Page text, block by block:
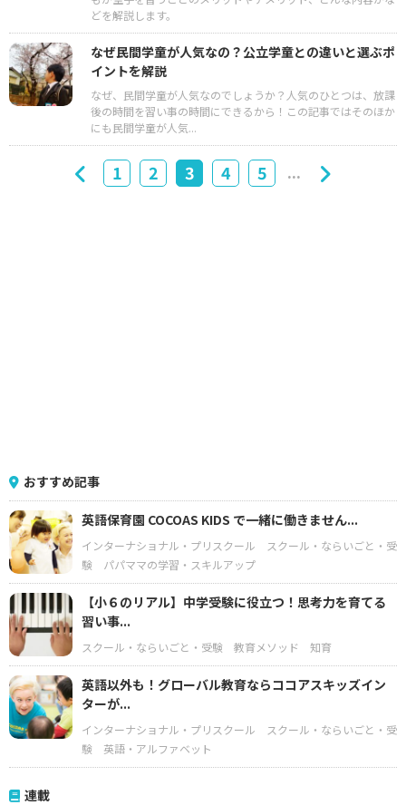
どを解説します。
なぜ民間学童が人気なの？公立学童との違いと選ぶポ
イントを解説
なぜ、民間学童が人気なのでしょうか？人気のひとつは、放課
後の時間を習い事の時間にできるから！この記事ではそのほか
にも民間学童が人気...
1 2 3 4 5 ...
おすすめ記事
英語保育園 COCOAS KIDS で一緒に働きません...
インターナショナル・プリスクール
スクール・ならいごと・受
験
パパママの学習・スキルアップ
【小６のリアル】中学受験に役立つ！思考力を育てる
習い事...
スクール・ならいごと・受験 教育メソッド 知育
英語以外も！グローバル教育ならココアスキッズイン
ターが...
インターナショナル・プリスクール
スクール・ならいごと・受
験
英語・アルファベット
連載